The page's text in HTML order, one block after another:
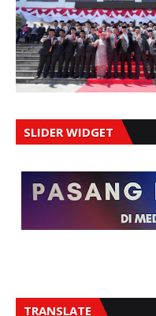
SLIDER WIDGET
TRANSLATE